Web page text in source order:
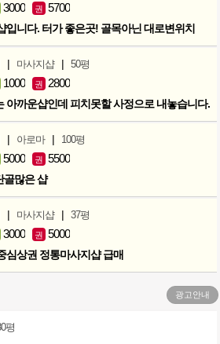
3000 권 5700
입니다. 터가 좋은곳! 골목아닌 대로변위치
| 마사지샵 | 50평
1000 권 2800
아까운샵인데 피치못할 사정으로 내놓습니다.
| 아로마 | 100평
5000 권 5500
골많은 샵
| 마사지샵 | 37평
3000 권 5000
심상권 정통마사지샵 급매
광고안내
평